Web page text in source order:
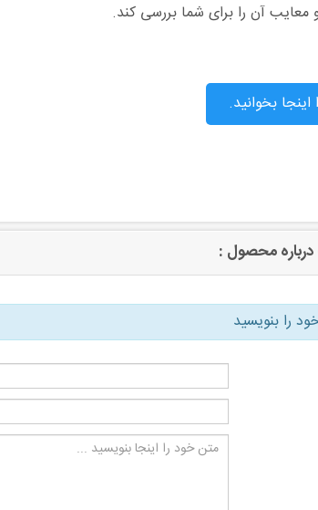
و معایب آن را برای شما بررسی کند.
اینجا بخوانید.
محصول :
را بنویسید